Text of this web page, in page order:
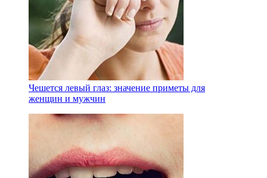
Чешется левый глаз: значение приметы для
женщин и мужчин